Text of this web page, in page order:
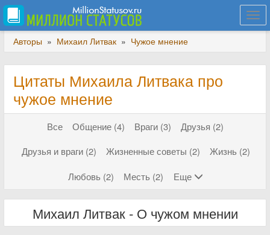
Авторы » Михаил Литвак » Чужое мнение
Цитаты Михаила Литвака про
чужое мнение
Все Общение (4) Враги (3)
Друзья (2)
Друзья и враги (2)
Жизненные советы (2)
Жизнь (2)
Любовь (2)
Месть (2) Еще
Михаил Литвак - О чужом мнении